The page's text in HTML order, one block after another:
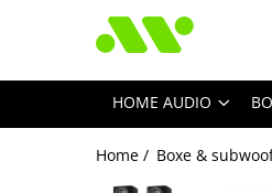
HOME AUDIO
Home / Boxe &